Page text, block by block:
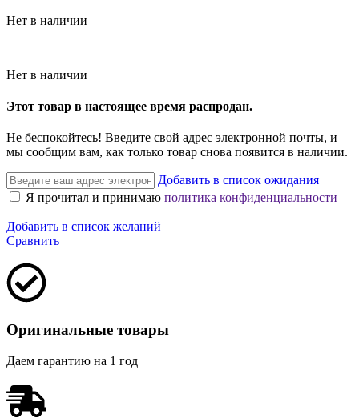
Нет в наличии
Нет в наличии
Этот товар в настоящее время распродан.
Не беспокойтесь! Введите свой адрес электронной почты, и
мы сообщим вам, как только товар снова появится в наличии.
Добавить в список ожидания
Я прочитал и принимаю политика конфиденциальности
Добавить в список желаний
Сравнить
Оригинальные товары
Даем гарантию на 1 год